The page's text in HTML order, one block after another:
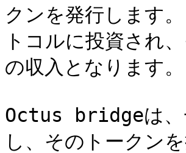
クンを発行します
トコルに投資され
の収入となります。
Octus bridgeは、
し、そのトークン